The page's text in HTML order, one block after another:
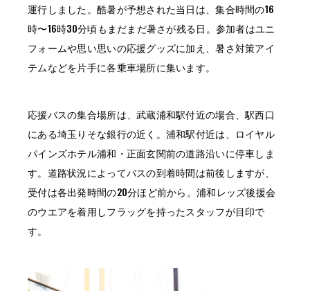
運行しました。酷暑が予想された当日は、集合時間の16
時〜16時30分頃もまだまだ暑さが残る日。参加者はユニ
フォームや思い思いの応援グッズに加え、暑さ対策アイ
テムなどを片手に各乗車場所に集います。
応援バスの集合場所は、武蔵浦和駅付近の場合、駅西口
にある埼玉りそな銀行の近く。浦和駅付近は、ロイヤル
パインズホテル浦和・正面玄関前の道路沿いに停車しま
す。道路状況によってバスの到着時間は前後しますが、
受付は各出発時間の20分ほど前から。浦和レッズ後援会
のウエアを着用しフラッグを持ったスタッフが目印で
す。